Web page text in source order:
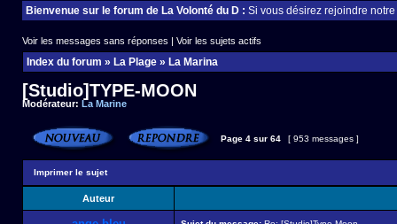
Bienvenue sur le forum de La Volonté du D : Si vous désirez rejoindre
Voir les messages sans réponses | Voir les sujets actifs
Index du forum » La Plage » La Marina
[Studio]TYPE-MOON
Modérateur: La Marine
Page 4 sur 64 [ 953 messages ]
Imprimer le sujet
Auteur